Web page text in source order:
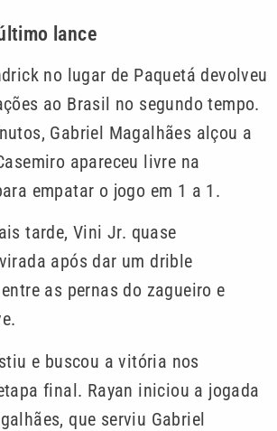
lance
no lugar de Paquetá devolveu
ao Brasil no segundo tempo.
Gabriel Magalhães alçou a
apareceu livre na
empatar o jogo em 1 a 1.
tarde, Vini Jr. quase
após dar um drible
as pernas do zagueiro e
e buscou a vitória nos
final. Rayan iniciou a jogada
que serviu Gabriel